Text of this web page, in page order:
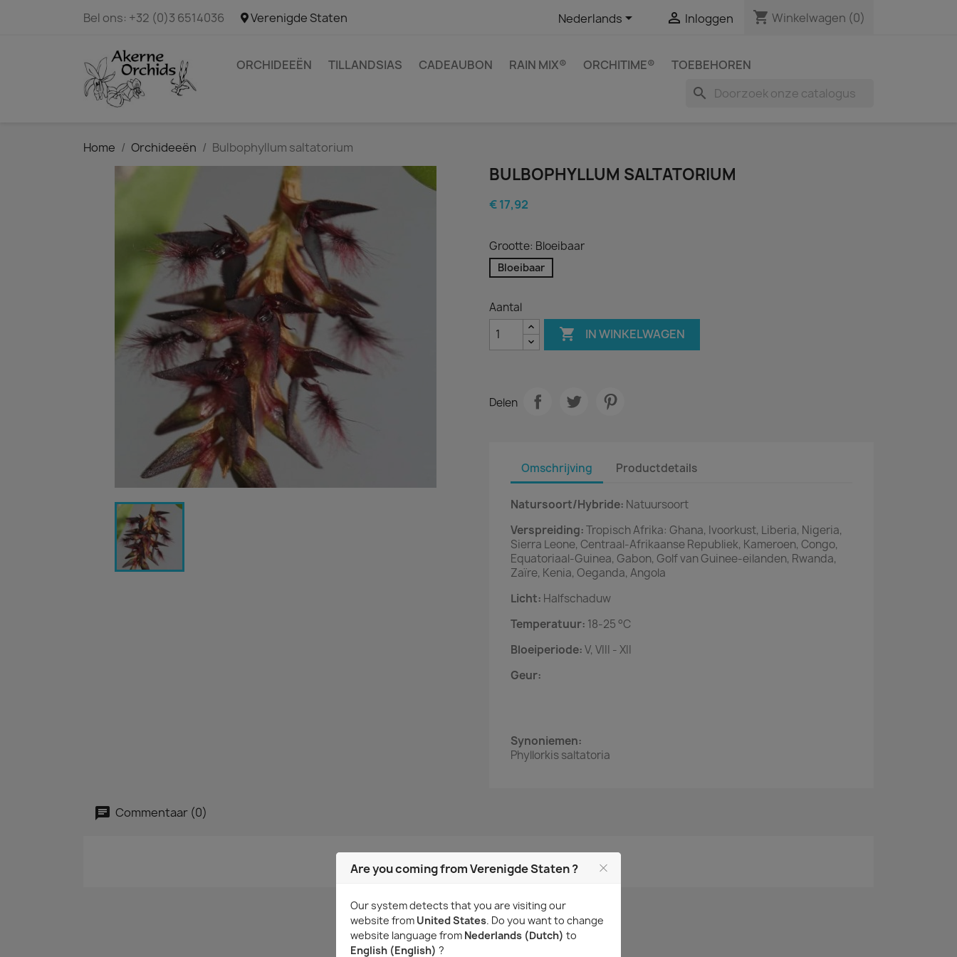
Bel ons: +32 (0)3 6514036 Verenigde Staten Nederlands  Inloggen shopping_cart Winkelwagen (0)
ORCHIDEEËN TILLANDSIAS CADEAUBON RAIN MIX® ORCHITIME® TOEBEHOREN
search
Home Orchideeën Bulbophyllum saltatorium
BULBOPHYLLUM SALTATORIUM
€ 17,92
Grootte: Bloeibaar
Bloeibaar
Aantal
 IN WINKELWAGEN
Delen
Omschrijving Productdetails
Natursoort/Hybride: Natuursoort
Verspreiding:Tropisch Afrika: Ghana, Ivoorkust, Liberia, Nigeria,
Sierra Leone, Centraal-Afrikaanse Republiek, Kameroen, Congo,
Equatoriaal-Guinea, Gabon, Golf van Guinee-eilanden, Rwanda,
Zaïre, Kenia, Oeganda, Angola
Licht: Halfschaduw
Temperatuur: 18-25 °C
Bloeiperiode:V, VIII - XII
Geur:
Synoniemen:
Phyllorkis saltatoria
Commentaar (0)
Geen klantenbeoordelingen op het moment.
Are you coming from Verenigde Staten ?
Our system detects that you are visiting our
website from United States. Do you want to change
website language from Nederlands (Dutch) to
English (English) ?